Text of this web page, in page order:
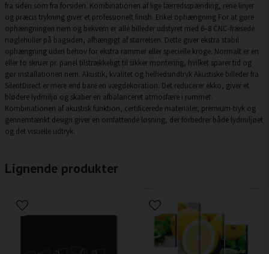
fra siden som fra forsiden. Kombinationen af lige lærredsspænding, rene linjer
og præcis trykning giver et professionelt finish. Enkel ophængning For at gøre
ophængningen nem og bekvem er alle billeder udstyret med 6–8 CNC-fræsede
nøglehuller på bagsiden, afhængigt af størrelsen. Dette giver ekstra stabil
ophængning uden behov for ekstra rammer eller specielle kroge. Normalt er en
eller to skruer pr. panel tilstrækkeligt til sikker montering, hvilket sparer tid og
gør installationen nem. Akustik, kvalitet og helhedsindtryk Akustiske billeder fra
SilentDirect er mere end bare en vægdekoration. Det reducerer ekko, giver et
blødere lydmiljø og skaber en afbalanceret atmosfære i rummet.
Kombinationen af akustisk funktion, certificerede materialer, premium-tryk og
gennemtænkt design giver en omfattende løsning, der forbedrer både lydmiljøet
og det visuelle udtryk.
Lignende produkter